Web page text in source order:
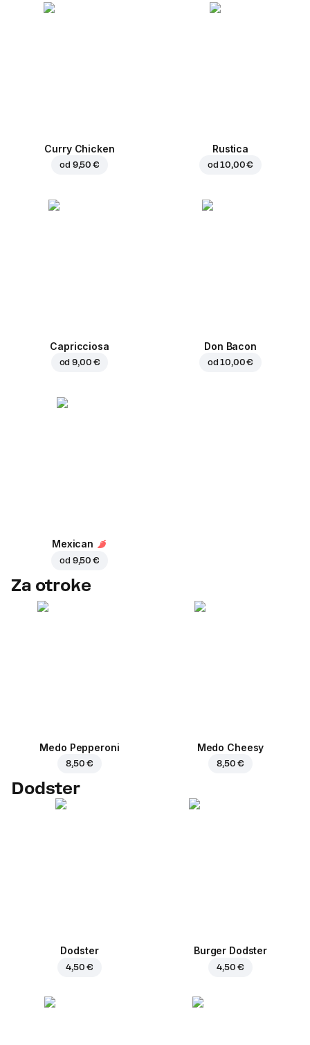
Curry Chicken
od 9,50 €
Rustica
od10,00 €
Capricciosa
od9,00 €
Don Bacon
od10,00 €
Mexican
od 9,50 €
Za otroke
Medo Pepperoni
8,50 €
Medo Cheesy
8,50 €
Dodster
Dodster
4,50 €
Burger Dodster
4,50 €